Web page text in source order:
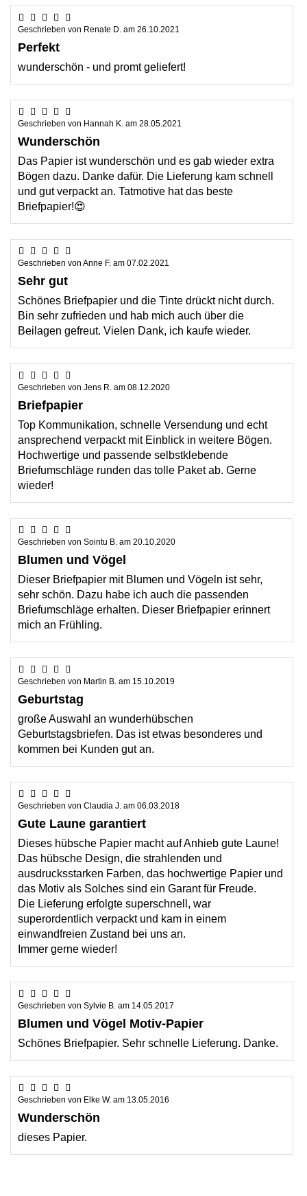
Geschrieben von Renate D. am 26.10.2021
Perfekt
wunderschön - und promt geliefert!
Geschrieben von Hannah K. am 28.05.2021
Wunderschön
Das Papier ist wunderschön und es gab wieder extra
Bögen dazu. Danke dafür. Die Lieferung kam schnell
und gut verpackt an. Tatmotive hat das beste
Briefpapier!😍
Geschrieben von Anne F. am 07.02.2021
Sehr gut
Schönes Briefpapier und die Tinte drückt nicht durch.
Bin sehr zufrieden und hab mich auch über die
Beilagen gefreut. Vielen Dank, ich kaufe wieder.
Geschrieben von Jens R. am 08.12.2020
Briefpapier
Top Kommunikation, schnelle Versendung und echt
ansprechend verpackt mit Einblick in weitere Bögen.
Hochwertige und passende selbstklebende
Briefumschläge runden das tolle Paket ab. Gerne
wieder!
Geschrieben von Sointu B. am 20.10.2020
Blumen und Vögel
Dieser Briefpapier mit Blumen und Vögeln ist sehr,
sehr schön. Dazu habe ich auch die passenden
Briefumschläge erhalten. Dieser Briefpapier erinnert
mich an Frühling.
Geschrieben von Martin B. am 15.10.2019
Geburtstag
große Auswahl an wunderhübschen
Geburtstagsbriefen. Das ist etwas besonderes und
kommen bei Kunden gut an.
Geschrieben von Claudia J. am 06.03.2018
Gute Laune garantiert
Dieses hübsche Papier macht auf Anhieb gute Laune!
Das hübsche Design, die strahlenden und
ausdrucksstarken Farben, das hochwertige Papier und
das Motiv als Solches sind ein Garant für Freude.
Die Lieferung erfolgte superschnell, war
superordentlich verpackt und kam in einem
einwandfreien Zustand bei uns an.
Immer gerne wieder!
Geschrieben von Sylvie B. am 14.05.2017
Blumen und Vögel Motiv-Papier
Schönes Briefpapier. Sehr schnelle Lieferung. Danke.
Geschrieben von Elke W. am 13.05.2016
Wunderschön
dieses Papier.